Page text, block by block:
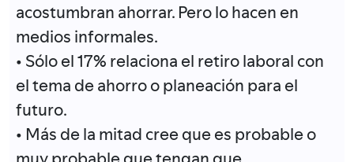
acostumbran ahorrar. Pero lo hacen en
medios informales.
• Sólo el 17% relaciona el retiro laboral con
el tema de ahorro o planeación para el
futuro.
• Más de la mitad cree que es probable o